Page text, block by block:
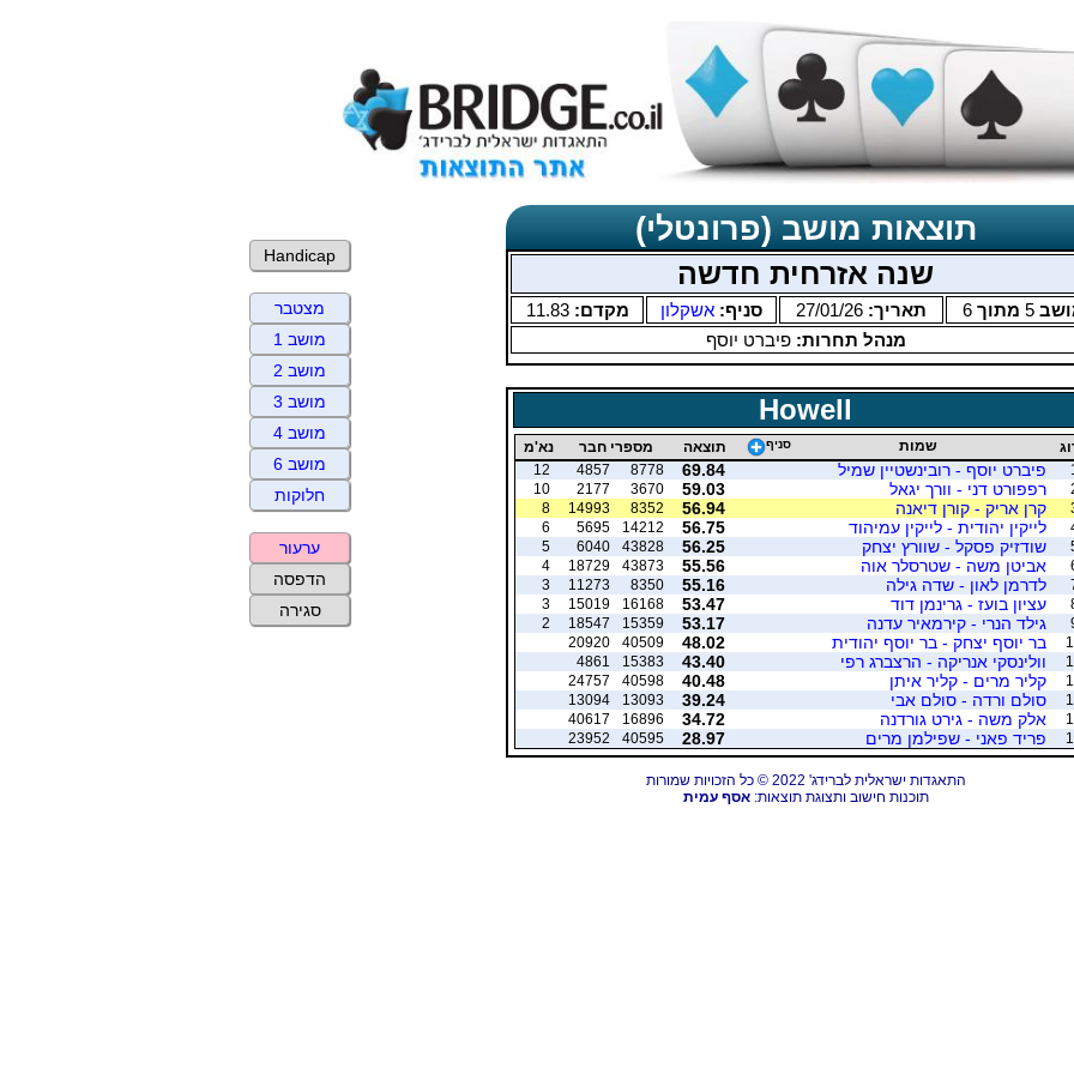
תוצאות מושב (פרונטלי)
שנה אזרחית חדשה
5 מתוך6 תאריך: 27/01/26 סניף: אשקלון מקדם:11.83
מנהל תחרות:פיברט יוסף
Howell
שמות סניף תוצאה מספרי חבר
נא'מ
1
פיברט יוסף - רובינשטיין שמיל 69.84
8778
4857
12
רפפורט דני - וורך יגאל 59.03
3670
2177
10
קרן אריק - קורן דיאנה 56.94
8352
14993
8
לייקין יהודית - לייקין עמיהוד 56.75
14212
5695
6
שודזיק פסקל - שוורץ יצחק 56.25
43828
6040
5
אביטן משה - שטרסלר אוה 55.56
43873
18729
4
לדרמן לאון - שדה גילה 55.16
8350
11273
3
עציון בועז - גרינמן דוד 53.47
16168
15019
3
גילד הנרי - קירמאיר עדנה 53.17
15359
18547
2
בר יוסף יצחק - בר יוסף יהודית 48.02
40509
20920
וולינסקי אנריקה - הרצברג רפי 43.40
15383
4861
קליר מרים - קליר איתן 40.48
40598
24757
סולם ורדה - סולם אבי 39.24
13093
13094
אלק משה - גירט גורדנה 34.72
16896
40617
פריד פאני - שפילמן מרים 28.97
40595
23952
התאגדות ישראלית לברידג' 2022 © כל הזכויות שמורות
תוכנות חישוב ותצוגת תוצאות:אסף עמית
Handicap
מצטבר
מושב 1
מושב 2
מושב 3
מושב 4
מושב 6
חלוקות
ערעור
הדפסה
סגירה